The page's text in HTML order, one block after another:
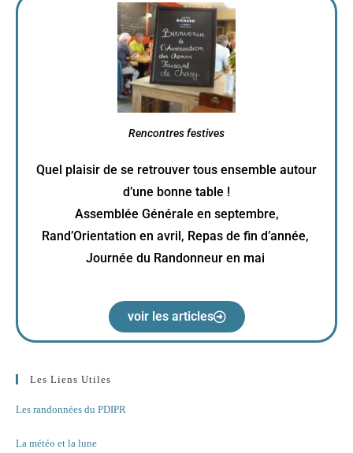
Rencontres festives
Quel plaisir de se retrouver tous ensemble autour
d’une bonne table !
Assemblée Générale en septembre,
Rand’Orientation en avril, Repas de fin d’année,
Journée du Randonneur en mai
voir les articles
Les Liens Utiles
Les randonnées du PDIPR
La météo et la lune